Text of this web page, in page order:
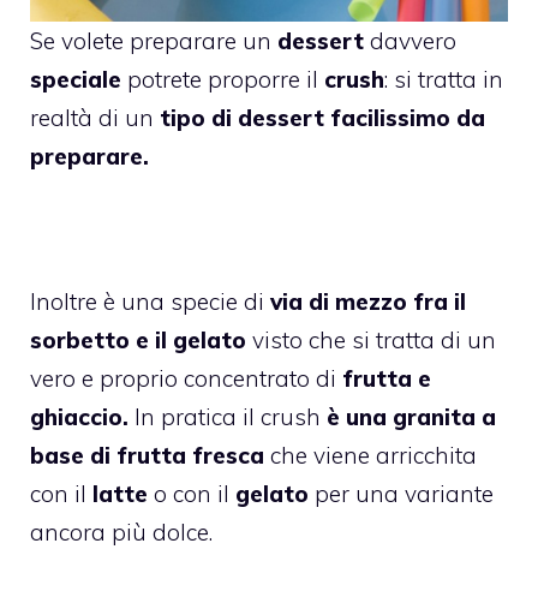
Se volete preparare un dessert davvero
speciale potrete proporre il crush: si tratta in
realtà di un tipo di dessert facilissimo da
preparare.
Inoltre è una specie di via di mezzo fra il
sorbetto e il gelato visto che si tratta di un
vero e proprio concentrato di frutta e
ghiaccio. In pratica il crush è una granita a
base di frutta fresca che viene arricchita
con il latte o con il gelato per una variante
ancora più dolce.